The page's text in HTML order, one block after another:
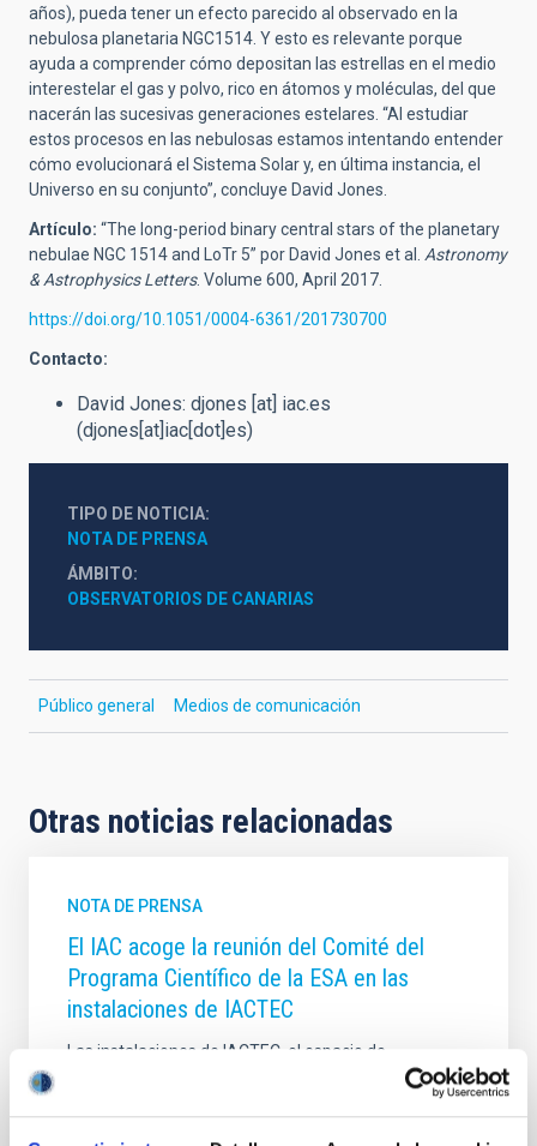
años), pueda tener un efecto parecido al observado en la
nebulosa planetaria NGC1514. Y esto es relevante porque
ayuda a comprender cómo depositan las estrellas en el medio
interestelar el gas y polvo, rico en átomos y moléculas, del que
nacerán las sucesivas generaciones estelares. “Al estudiar
estos procesos en las nebulosas estamos intentando entender
cómo evolucionará el Sistema Solar y, en última instancia, el
Universo en su conjunto”, concluye David Jones.
Artículo: “The long-period binary central stars of the planetary
nebulae NGC 1514 and LoTr 5” por David Jones et al. Astronomy
& Astrophysics Letters. Volume 600, April 2017.
https://doi.org/10.1051/0004-6361/201730700
Contacto:
David Jones: djones [at] iac.es
(djones[at]iac[dot]es)
TIPO DE NOTICIA
NOTA DE PRENSA
ÁMBITO
OBSERVATORIOS DE CANARIAS
Público general Medios de comunicación
Otras noticias relacionadas
NOTA DE PRENSA
El IAC acoge la reunión del Comité del
Programa Científico de la ESA en las
instalaciones de IACTEC
Las instalaciones de IACTEC, el espacio de
transferencia tecnológica y colaboración empresarial
del Instituto de Astrofísica de Canarias (IAC), acogen